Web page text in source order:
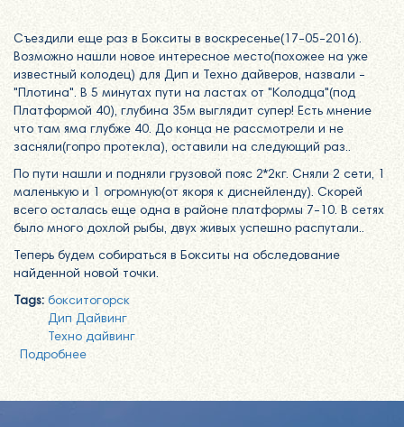
Съездили еще раз в Бокситы в воскресенье(17-05-2016).
Возможно нашли новое интересное место(похожее на уже
известный колодец) для Дип и Техно дайверов, назвали -
"Плотина". В 5 минутах пути на ластах от "Колодца"(под
Платформой 40), глубина 35м выглядит супер! Есть мнение
что там яма глубже 40. До конца не рассмотрели и не
засняли(гопро протекла), оставили на следующий раз..
По пути нашли и подняли грузовой пояс 2*2кг. Сняли 2 сети, 1
маленькую и 1 огромную(от якоря к диснейленду). Скорей
всего осталась еще одна в районе платформы 7-10. В сетях
было много дохлой рыбы, двух живых успешно распутали..
Теперь будем собираться в Бокситы на обследование
найденной новой точки.
Tags: бокситогорск
Дип Дайвинг
Техно дайвинг
Подробнее